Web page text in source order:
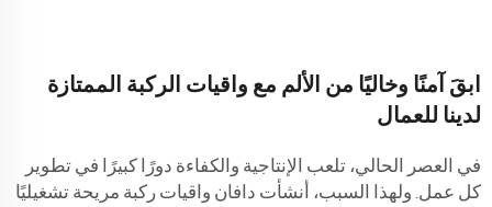
ابقَ آمنًا وخاليًا من الألم مع واقيات الركبة الممتازة
لدينا للعمال
في العصر الحالي، تلعب الإنتاجية والكفاءة دورًا كبيرًا في تطوير
كل عمل. ولهذا السبب، أنشأت دافان واقيات ركبة مريحة تشغيليًا